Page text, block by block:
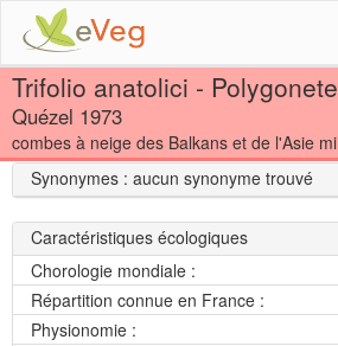
Trifolio anatolici -
Quézel 1973
combes à neige des Balkans et de l'Asie
Synonymes : aucun synonyme trouvé
Caractéristiques écologiques
Chorologie mondiale :
Répartition connue en France :
Physionomie :